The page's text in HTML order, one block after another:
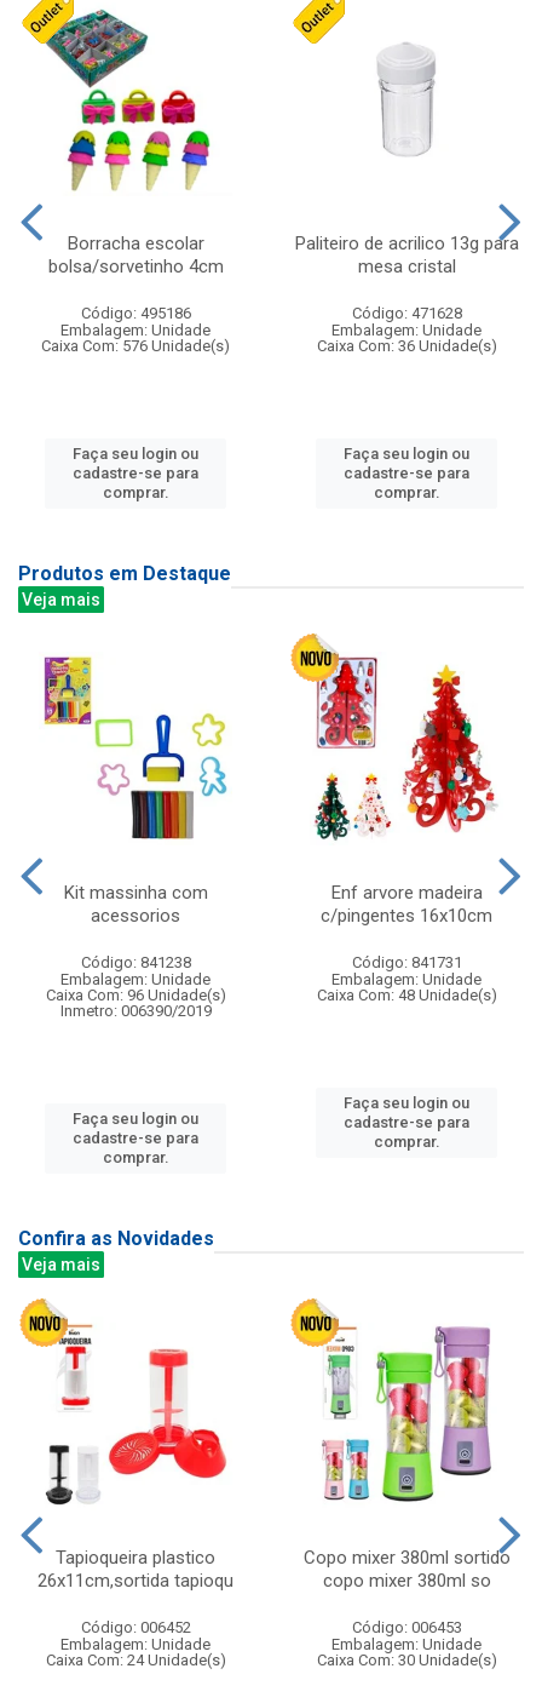
Borracha escolar
bolsa/sorvetinho 4cm
Código: 495186
Embalagem: Unidade
Caixa Com: 576 Unidade(s)
Faça seu login ou
cadastre-se para
comprar.
Paliteiro de acrilico 13g para
mesa cristal
Código: 471628
Embalagem: Unidade
Caixa Com: 36 Unidade(s)
Faça seu login ou
cadastre-se para
comprar.
Produtos em Destaque
Veja mais
Kit massinha com
acessorios
Código: 841238
Embalagem: Unidade
Caixa Com: 96 Unidade(s)
Inmetro: 006390/2019
Faça seu login ou
cadastre-se para
comprar.
Enf arvore madeira
c/pingentes 16x10cm
Código: 841731
Embalagem: Unidade
Caixa Com: 48 Unidade(s)
Faça seu login ou
cadastre-se para
comprar.
Confira as Novidades
Veja mais
Tapioqueira plastico
26x11cm,sortida tapioqu
Código: 006452
Embalagem: Unidade
Caixa Com: 24 Unidade(s)
Copo mixer 380ml sortido
copo mixer 380ml so
Código: 006453
Embalagem: Unidade
Caixa Com: 30 Unidade(s)